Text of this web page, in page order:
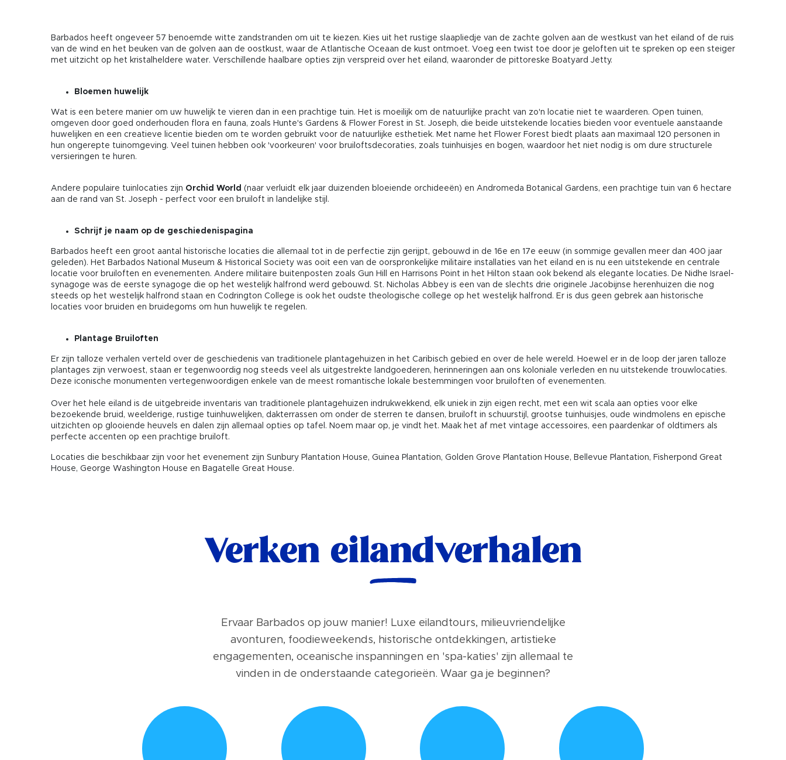
Barbados heeft ongeveer 57 benoemde witte zandstranden om uit te kiezen. Kies uit het rustige slaapliedje van de zachte golven aan de westkust van het eiland of de ruis
van de wind en het beuken van de golven aan de oostkust, waar de Atlantische Oceaan de kust ontmoet. Voeg een twist toe door je geloften uit te spreken op een steiger
met uitzicht op het kristalheldere water. Verschillende haalbare opties zijn verspreid over het eiland, waaronder de pittoreske Boatyard Jetty.
Bloemen huwelijk
Wat is een betere manier om uw huwelijk te vieren dan in een prachtige tuin. Het is moeilijk om de natuurlijke pracht van zo'n locatie niet te waarderen. Open tuinen,
omgeven door goed onderhouden flora en fauna, zoals Hunte's Gardens & Flower Forest in St. Joseph, die beide uitstekende locaties bieden voor eventuele aanstaande
huwelijken en een creatieve licentie bieden om te worden gebruikt voor de natuurlijke esthetiek. Met name het Flower Forest biedt plaats aan maximaal 120 personen in
hun ongerepte tuinomgeving. Veel tuinen hebben ook 'voorkeuren' voor bruiloftsdecoraties, zoals tuinhuisjes en bogen, waardoor het niet nodig is om dure structurele
versieringen te huren.
Andere populaire tuinlocaties zijn Orchid World (naar verluidt elk jaar duizenden bloeiende orchideeën) en Andromeda Botanical Gardens, een prachtige tuin van 6 hectare
aan de rand van St. Joseph - perfect voor een bruiloft in landelijke stijl.
Schrijf je naam op de geschiedenispagina
Barbados heeft een groot aantal historische locaties die allemaal tot in de perfectie zijn gerijpt, gebouwd in de 16e en 17e eeuw (in sommige gevallen meer dan 400 jaar
geleden). Het Barbados National Museum & Historical Society was ooit een van de oorspronkelijke militaire installaties van het eiland en is nu een uitstekende en centrale
locatie voor bruiloften en evenementen. Andere militaire buitenposten zoals Gun Hill en Harrisons Point in het Hilton staan ook bekend als elegante locaties. De Nidhe Israel-
synagoge was de eerste synagoge die op het westelijk halfrond werd gebouwd. St. Nicholas Abbey is een van de slechts drie originele Jacobijnse herenhuizen die nog
steeds op het westelijk halfrond staan en Codrington College is ook het oudste theologische college op het westelijk halfrond. Er is dus geen gebrek aan historische
locaties voor bruiden en bruidegoms om hun huwelijk te regelen.
Plantage Bruiloften
Er zijn talloze verhalen verteld over de geschiedenis van traditionele plantagehuizen in het Caribisch gebied en over de hele wereld. Hoewel er in de loop der jaren talloze
plantages zijn verwoest, staan er tegenwoordig nog steeds veel als uitgestrekte landgoederen, herinneringen aan ons koloniale verleden en nu uitstekende trouwlocaties.
Deze iconische monumenten vertegenwoordigen enkele van de meest romantische lokale bestemmingen voor bruiloften of evenementen.
Over het hele eiland is de uitgebreide inventaris van traditionele plantagehuizen indrukwekkend, elk uniek in zijn eigen recht, met een wit scala aan opties voor elke
bezoekende bruid, weelderige, rustige tuinhuwelijken, dakterrassen om onder de sterren te dansen, bruiloft in schuurstijl, grootse tuinhuisjes, oude windmolens en epische
uitzichten op glooiende heuvels en dalen zijn allemaal opties op tafel. Noem maar op, je vindt het. Maak het af met vintage accessoires, een paardenkar of oldtimers als
perfecte accenten op een prachtige bruiloft.
Locaties die beschikbaar zijn voor het evenement zijn Sunbury Plantation House, Guinea Plantation, Golden Grove Plantation House, Bellevue Plantation, Fisherpond Great
House, George Washington House en Bagatelle Great House.
Verken eilandverhalen
Ervaar Barbados op jouw manier! Luxe eilandtours, milieuvriendelijke
avonturen, foodieweekends, historische ontdekkingen, artistieke
engagementen, oceanische inspanningen en 'spa-katies' zijn allemaal te
vinden in de onderstaande categorieën. Waar ga je beginnen?